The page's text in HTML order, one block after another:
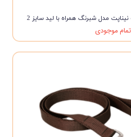
مدل شبرنگ همراه با لید سایز 2
موجودی